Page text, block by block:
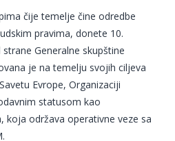
čije temelje čine odredbe
pravima, donete 10.
Generalne skupštine
je na temelju svojih ciljeva
Evrope, Organizaciji
statusom kao
koja održava operativne veze sa